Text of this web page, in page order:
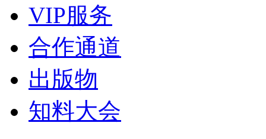
VIP服务
合作通道
出版物
知料大会